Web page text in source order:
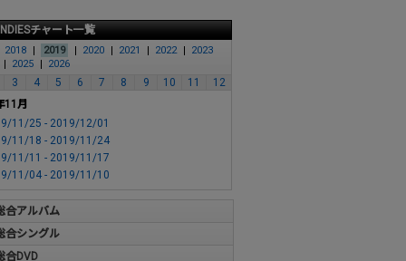
チャート一覧
2018 2019 2020 2021 2022
2023
2025 2026
3 4 5 6 7 8 9 10 11
12
11月
11/25 - 2019/12/01
11/18 - 2019/11/24
11/11 - 2019/11/17
11/04 - 2019/11/10
合アルバム
合シングル
合DVD